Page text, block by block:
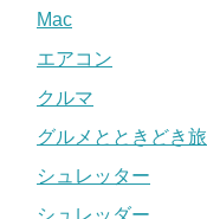
Mac
エアコン
クルマ
グルメとときどき旅
シュレッター
シュレッダー